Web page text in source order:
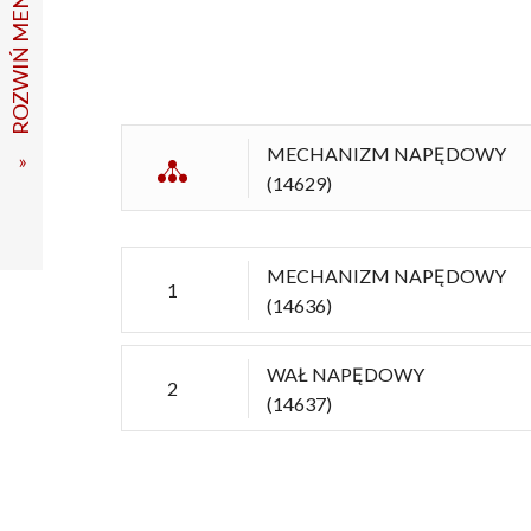
ROZWIŃ MENU
MECHANIZM NAPĘDOWY
(14629)
1
MECHANIZM NAPĘDOWY
(14636)
2
WAŁ NAPĘDOWY
(14637)